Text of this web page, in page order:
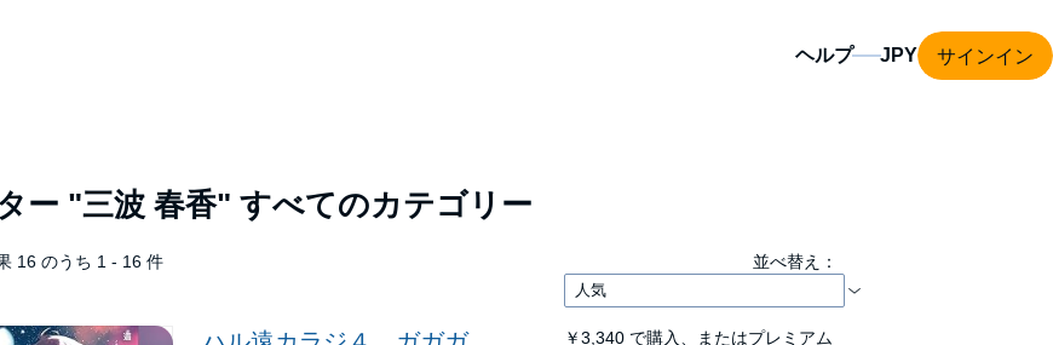
ヘルプ サインイン
ー "三波 春香" すべてのカテゴリー
16 のうち 1 - 16 件 並べ替え：
￥3,340 で購入、またはプレミアム